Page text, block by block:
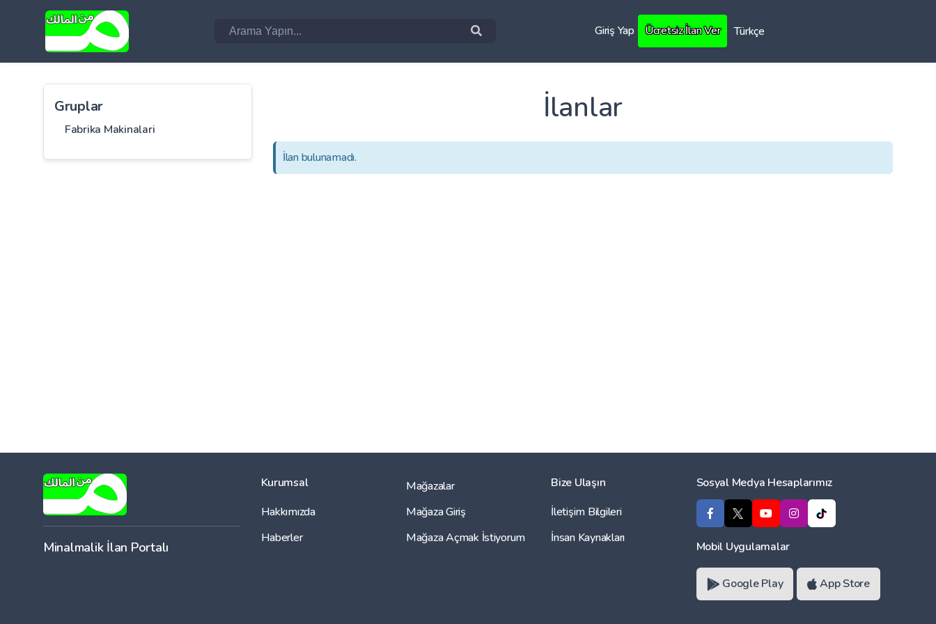
Giriş Yap Ücretsiz İlan Ver Türkçe
Gruplar
Fabrika Makinalari
İlanlar
İlan bulunamadı.
Minalmalik İlan Portalı
Kurumsal
Hakkımızda
Haberler
Mağazalar
Mağaza Giriş
Mağaza Açmak İstiyorum
Bize Ulaşın
İletişim Bilgileri
İnsan Kaynakları
Sosyal Medya Hesaplarımız
Mobil Uygulamalar
Google Play App Store